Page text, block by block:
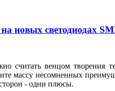
новых светодиодах
считать венцом творения
массу несомненных
сторон - одни плюсы.